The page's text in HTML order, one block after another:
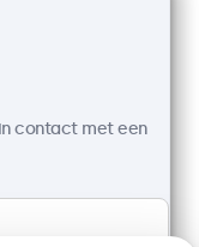
contact met een